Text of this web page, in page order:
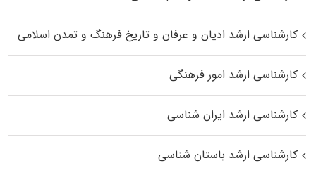
کارشناسی ارشد ادیان و عرفان و تاریخ فرهنگ و تمدن اسلامی
کارشناسی ارشد امور فرهنگی
کارشناسی ارشد ایران شناسی
کارشناسی ارشد باستان شناسی